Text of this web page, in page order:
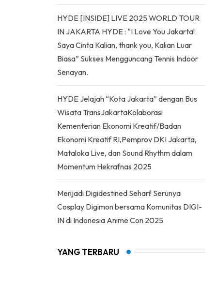
HYDE [INSIDE] LIVE 2025 WORLD TOUR
IN JAKARTA HYDE : “I Love You Jakarta!
Saya Cinta Kalian, thank you, Kalian Luar
Biasa” Sukses Mengguncang Tennis Indoor
Senayan.
HYDE Jelajah “Kota Jakarta” dengan Bus
Wisata TransJakartaKolaborasi
Kementerian Ekonomi Kreatif/Badan
Ekonomi Kreatif RI,Pemprov DKI Jakarta,
Mataloka Live, dan Sound Rhythm dalam
Momentum Hekrafnas 2025
Menjadi Digidestined Sehari! Serunya
Cosplay Digimon bersama Komunitas DIGI-
IN di Indonesia Anime Con 2025
YANG TERBARU